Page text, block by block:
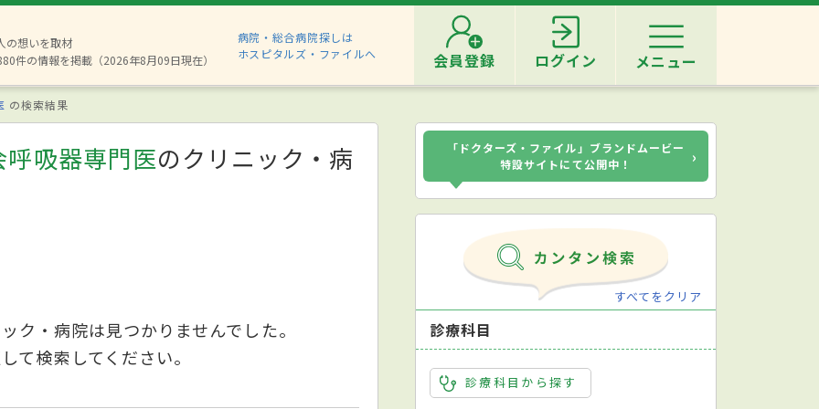
の想いを取材
件の情報を掲載（2026年8月09日現在）
病院・総合病院探しは
ホスピタルズ・ファイルへ
会員登録 ログイン メニュー
の検索結果
吸器専門医のクリニック・病
ク・病院は見つかりませんでした。
て検索してください。
「ドクターズ・ファイル」ブランドムービー
特設サイトにて公開中！
›
すべてをクリア
診療科目
診療科目から探す